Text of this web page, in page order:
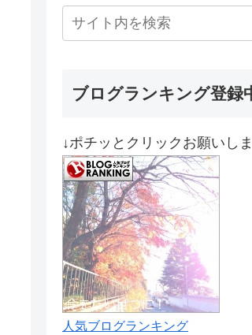
ブログランキング登
↓ポチッとクリックお願いしま
人気ブログランキング